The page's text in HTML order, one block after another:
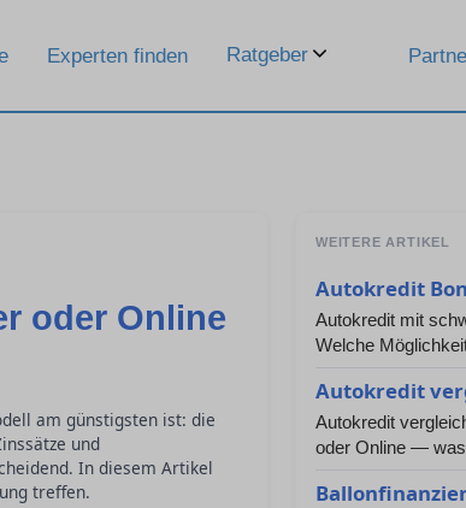
Experten finden Ratgeber
oder Online
am günstigsten ist: die
und
In diesem Artikel
treffen.
WEITERE ARTIKEL
Autokredit
Autokredit mit
Welche
Autokredit
Autokredit
oder Online —